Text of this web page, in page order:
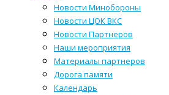
Новости Минобороны
Новости ЦОК ВКС
Новости Партнеров
Наши мероприятия
Материалы партнеров
Дорога памяти
Календарь